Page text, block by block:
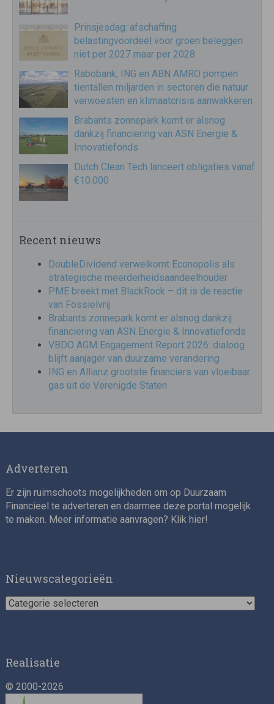
Prinsjesdag: afschaffing
belastingvoordeel voor groen beleggen
niet per 2027 maar per 2028
Rabobank, ING en ABN AMRO pompen
tientallen miljarden in sectoren die natuur
verwoesten en klimaatcrisis aanwakkeren
Brabants zonnepark komt er alsnog
dankzij financiering van ASN Energie &
Innovatiefonds
Dutch Clean Tech lanceert obligaties vanaf
€10.000
Recent nieuws
DoubleDividend verwelkomt Econopolis als
strategische meerderheidsaandeelhouder
PME breekt met BlackRock – dit is de reactie
van Fossielvrij
Brabants zonnepark komt er alsnog dankzij
financiering van ASN Energie & Innovatiefonds
VBDO AGM Engagement Report 2026: dialoog
blijft aanjager van duurzame verandering
ING en Allianz grootste financiers van vloeibaar
gas uit de Verenigde Staten
Adverteren
Er zijn ruimschoots mogelijkheden om op Duurzaam
Financieel te adverteren en daarmee deze portal mogelijk
te maken. Meer informatie aanvragen? Klik hier!
Nieuwscategorieën
Nieuwscategorieën
Realisatie
© 2000-2026